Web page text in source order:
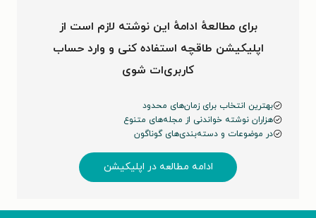
برای مطالعهٔ ادامهٔ این نوشته لازم است از
اپلیکیشن طاقچه استفاده کنی و وارد حساب
کاربری‌ات شوی
بهترین انتخاب برای زمان‌های محدود
هزاران نوشته خواندنی از مجله‌های متنوع
در موضوعات و دسته‌بندی‌های گوناگون
ادامه مطالعه در اپلیکیشن